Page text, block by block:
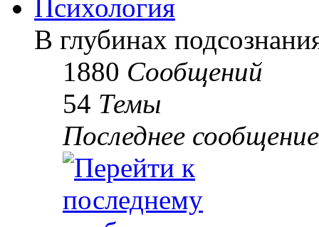
Психология
В глубинах
1880 Сообщений
54 Темы
Последнее сообщение